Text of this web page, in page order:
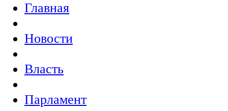
Главная
Новости
Власть
Парламент